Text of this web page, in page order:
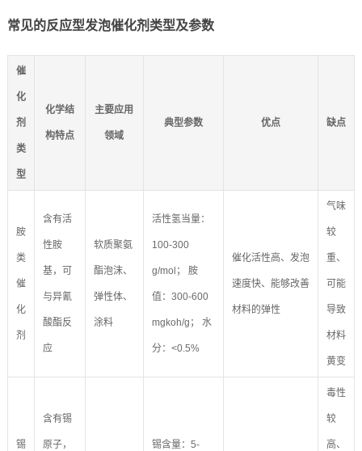
常见的反应型发泡催化剂类型及参数
催
化
剂
类
型
化学结
构特点
主要应用
领域
典型参数 优点 缺点
胺
类
催
化
剂
含有活
性胺
基，可
与异氰
酸酯反
应
软质聚氨
酯泡沫、
弹性体、
涂料
活性氢当量：
100-300
g/mol； 胺
值：300-600
mgkoh/g； 水
分：<0.5%
催化活性高、发泡
速度快、能够改善
材料的弹性
气味
较
重、
可能
导致
材料
黄变
锡
含有锡
原子， 锡含量：5-
毒性
较
高、